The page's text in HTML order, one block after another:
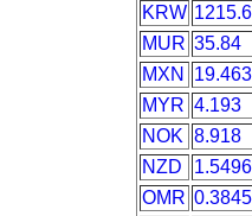
KRW 1215.6
MUR 35.84
MXN
19.463
MYR 4.193
NOK 8.918
NZD
OMR 0.3845